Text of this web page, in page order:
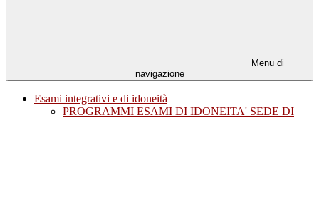
Menu di
navigazione
Esami integrativi e di idoneità
PROGRAMMI ESAMI DI IDONEITA' SEDE DI